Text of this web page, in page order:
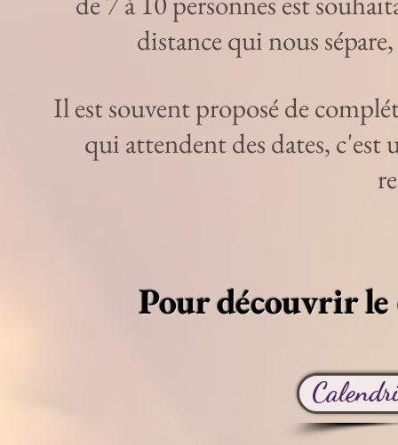
distance qui nous
Il est souvent proposé de
qui attendent des dates, c'est
​Pour découvrir